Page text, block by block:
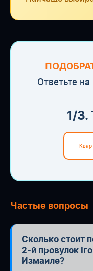
Ответьте
1/3.
Частые вопросы
Сколько стоит
2-й провулок
Измаиле?